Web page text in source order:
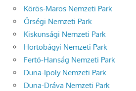
Körös-Maros Nemzeti Park
Őrségi Nemzeti Park
Kiskunsági Nemzeti Park
Hortobágyi Nemzeti Park
Fertő-Hanság Nemzeti Park
Duna-Ipoly Nemzeti Park
Duna-Dráva Nemzeti Park